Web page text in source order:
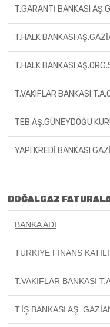
T.GARANTİ BANKASI
T.HALK BANKASI
T.HALK BANKASI
T.VAKIFLAR BANKASI
TEB.AŞ.GÜNEYDOĞU
YAPI KREDİ BANKASI
DOĞALGAZ
BANKA ADI
TÜRKİYE FİNANS
T.VAKIFLAR BANKASI
T.İŞ BANKASI AŞ.